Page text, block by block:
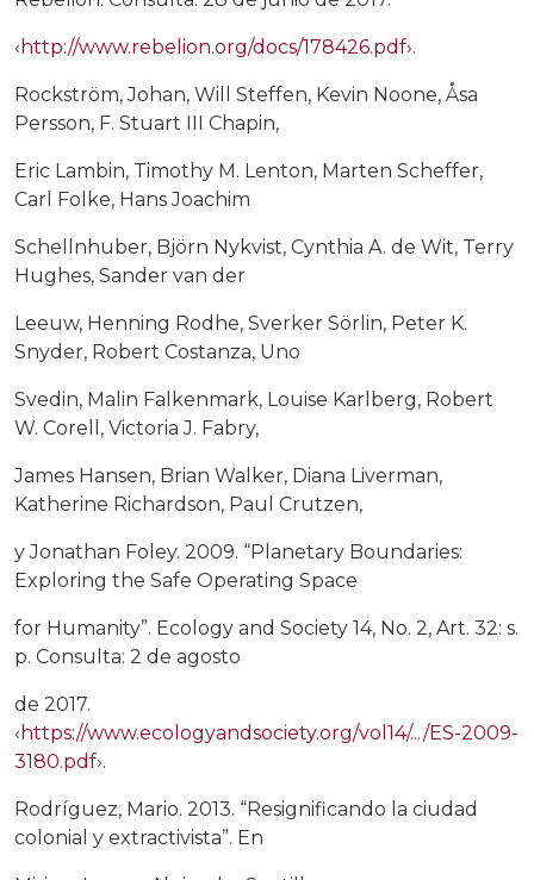
‹ http://www.rebelion.org/docs/178426.pdf›.
Rockström, Johan, Will Steffen, Kevin Noone, Åsa
Persson, F. Stuart III Chapin,
Eric Lambin, Timothy M. Lenton, Marten Scheffer,
Carl Folke, Hans Joachim
Schellnhuber, Björn Nykvist, Cynthia A. de Wit, Terry
Hughes, Sander van der
Leeuw, Henning Rodhe, Sverker Sörlin, Peter K.
Snyder, Robert Costanza, Uno
Svedin, Malin Falkenmark, Louise Karlberg, Robert
W. Corell, Victoria J. Fabry,
James Hansen, Brian Walker, Diana Liverman,
Katherine Richardson, Paul Crutzen,
y Jonathan Foley. 2009. “Planetary Boundaries:
Exploring the Safe Operating Space
for Humanity”. Ecology and Society 14, No. 2, Art. 32: s.
p. Consulta: 2 de agosto
de 2017.
‹ https://www.ecologyandsociety.org/vol14/.../ES-2009-
3180.pdf›.
Rodríguez, Mario. 2013. “Resignificando la ciudad
colonial y extractivista”. En